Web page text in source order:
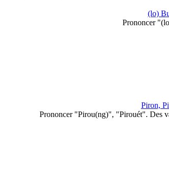
(lo)
Prononcer
Piron,
Prononcer "Pirou(ng)", "Pirouét". Des